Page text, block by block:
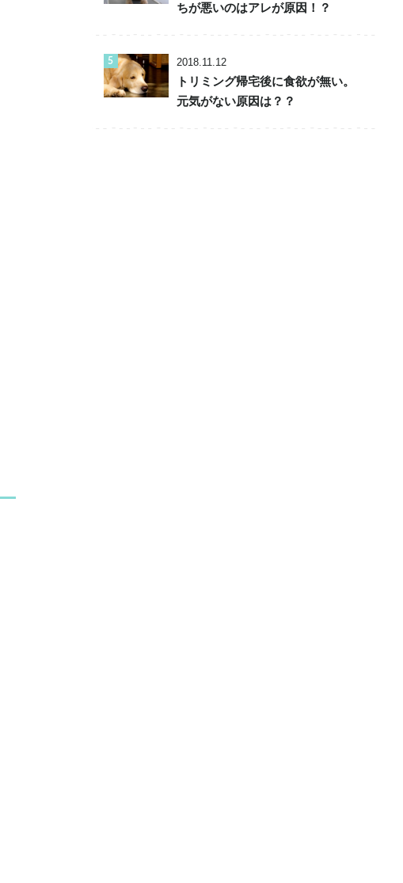
ちが悪いのはアレが原因！？
2018.11.12
トリミング帰宅後に食欲が無い。
元気がない原因は？？